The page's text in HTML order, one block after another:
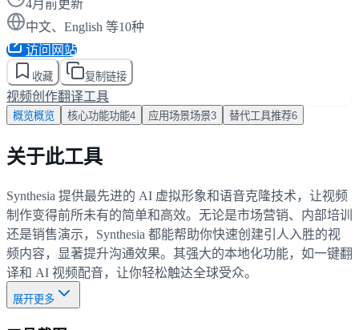
4月前更新
中文、English 等10种
访问网站
收藏 复制链接
视频创作翻译工具
概览概览 核心功能功能4 应用场景场景3 替代工具推荐6
关于此工具
Synthesia 提供最先进的 AI 虚拟形象和语音克隆技术，让视频
制作变得前所未有的简单和高效。无论是市场营销、内部培训
还是销售演示，Synthesia 都能帮助你快速创建引人入胜的视
频内容，显著提升沟通效果。其强大的本地化功能，如一键翻
译和 AI 视频配音，让你轻松触达全球受众。
展开更多